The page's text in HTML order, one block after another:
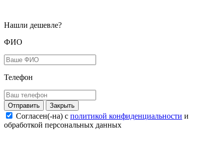
Нашли дешевле?
ФИО
Телефон
Закрыть
Согласен(-на) c политикой конфиденциальности и
обработкой персональных данных